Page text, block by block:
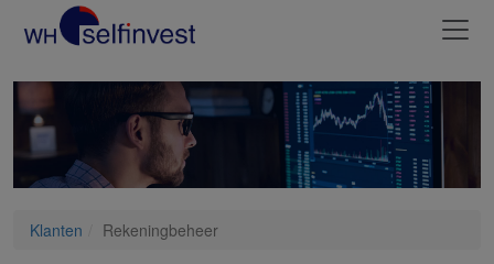
Klanten Rekeningbeheer